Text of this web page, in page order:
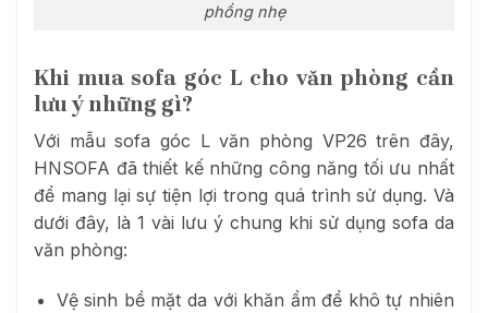
phồng nhẹ
Khi mua sofa góc L cho văn phòng cần
lưu ý những gì?
Với mẫu sofa góc L văn phòng VP26 trên đây,
HNSOFA đã thiết kế những công năng tối ưu nhất
để mang lại sự tiện lợi trong quá trình sử dụng. Và
dưới đây, là 1 vài lưu ý chung khi sử dụng sofa da
văn phòng:
Vệ sinh bề mặt da với khăn ẩm để khô tự nhiên